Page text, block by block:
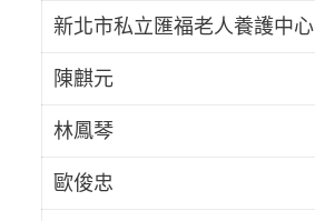
新北市私立匯福老人養護中心
陳麒元
林鳳琴
歐俊忠